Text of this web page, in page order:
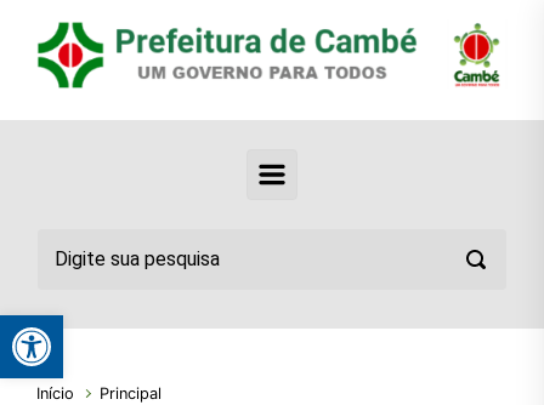
Início
Principal
Abrir a barra de ferramentas